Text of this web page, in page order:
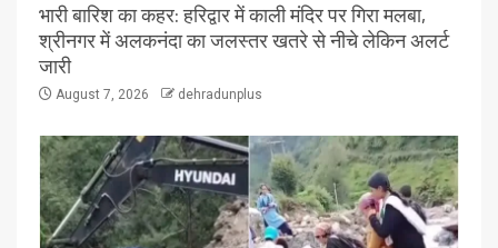
भारी बारिश का कहर: हरिद्वार में काली मंदिर पर गिरा मलबा,
श्रीनगर में अलकनंदा का जलस्तर खतरे से नीचे लेकिन अलर्ट
जारी
August 7, 2026 dehradunplus